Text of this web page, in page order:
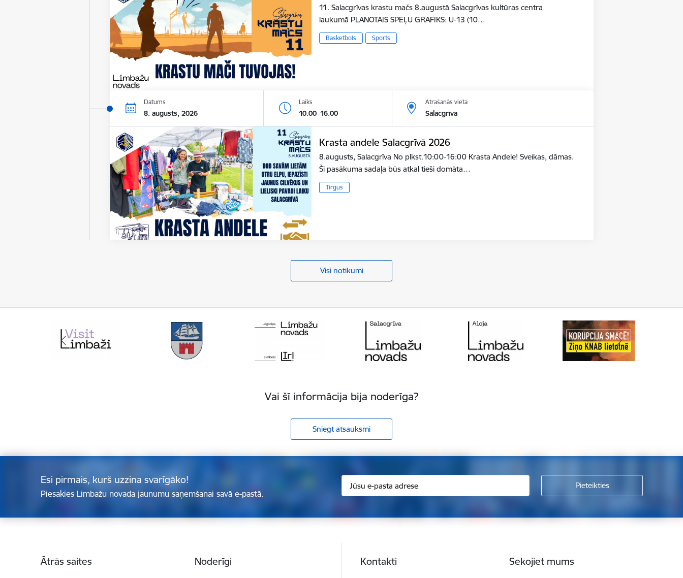
11. Salacgrīvas krastu mačs 8.augustā Salacgrīvas kultūras centra
laukumā PLĀNOTAIS SPĒĻU GRAFIKS: U-13 (10…
Basketbols Sports
Datums
8. augusts, 2026
Laiks
10.00–16.00
Atrašanās vieta
Salacgrīva
Krasta andele Salacgrīvā 2026
8.augusts, Salacgrīva No plkst.10:00-16:00 Krasta Andele! Sveikas, dāmas.
Šī pasākuma sadaļa būs atkal tieši domāta…
Tirgus
Visi notikumi
Vai šī informācija bija noderīga?
Sniegt atsauksmi
Esi pirmais, kurš uzzina svarīgāko!
Piesakies Limbažu novada jaunumu saņemšanai savā e-pastā.
Ātrās saites Noderīgi Kontakti Sekojiet mums